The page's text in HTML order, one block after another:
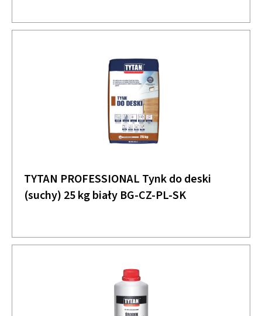
TYTAN PROFESSIONAL Tynk do deski
(suchy) 25 kg biały BG-CZ-PL-SK